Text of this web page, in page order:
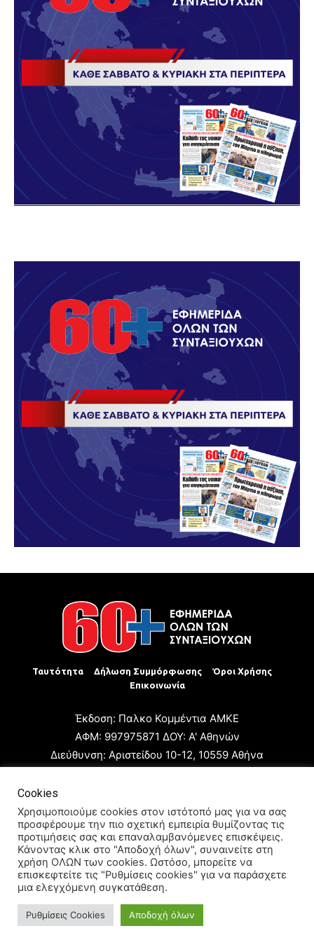
Ταυτότητα Δήλωση Συμμόρφωσης
Όροι Χρήσης
Επικοινωνία
Έκδοση: Παλκο Κομμέντια ΑΜΚΕ
ΑΦΜ: 997975871 ΔΟΥ: Α' Αθηνών
Διεύθυνση: Αριστείδου 10-12, 10559 Αθήνα
Ιδιοκτήτης: Παλκο Κομμέντια ΑΜΚΕ
Διευθυντής: Ιωάννης Παπαγεωργίου
Διευθυντής Σύνταξης: Μαρία Καραολάνη
Διαχειριστής και Δικαιούχος ονόματος τομέα: Ιωάννης
Παπαγεωργίου
© 2024 All Rights Reserved.
Cookies
Χρησιμοποιούμε cookies στον ιστότοπό μας για να σας
προσφέρουμε την πιο σχετική εμπειρία θυμίζοντας τις
προτιμήσεις σας και επαναλαμβανόμενες επισκέψεις.
Κάνοντας κλικ στο "Αποδοχή όλων", συναινείτε στη
χρήση ΟΛΩΝ των cookies. Ωστόσο, μπορείτε να
επισκεφτείτε τις "Ρυθμίσεις cookies" για να παράσχετε
μια ελεγχόμενη συγκατάθεση.
Ρυθμίσεις Cookies Αποδοχή όλων